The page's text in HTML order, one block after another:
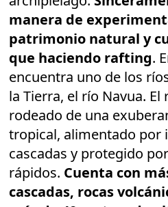
manera de
patrimonio natural y
que haciendo rafting.
encuentra uno de los
la Tierra, el río Navua. El
rodeado de una
tropical, alimentado por
cascadas y protegido
rápidos. Cuenta con
cascadas, rocas